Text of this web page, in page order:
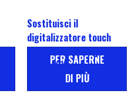
Sostituisci il
digitalizzatore touch
screen del display LCD
Honor X5bPER SAPERNE
DI PIÙ